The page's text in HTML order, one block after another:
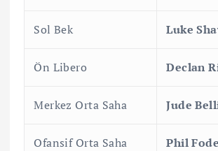
Sol Bek Luke
Ön Libero Declan
Merkez Orta Saha Jude
Ofansif Orta Saha Phil